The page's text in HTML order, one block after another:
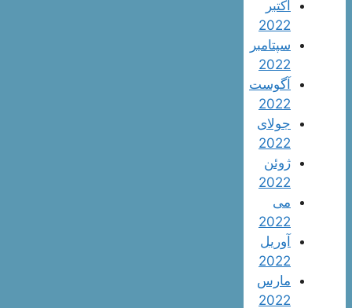
اکتبر
2022
سپتامبر
2022
آگوست
2022
جولای
2022
ژوئن
2022
می
2022
آوریل
2022
مارس
2022